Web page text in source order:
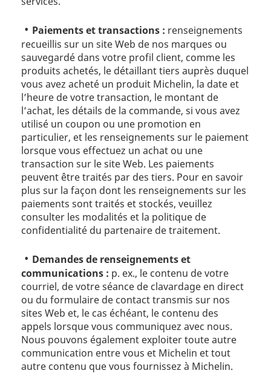
Paiements et transactions : renseignements
recueillis sur un site Web de nos marques ou
sauvegardé dans votre profil client, comme les
produits achetés, le détaillant tiers auprès duquel
vous avez acheté un produit Michelin, la date et
l’heure de votre transaction, le montant de
l’achat, les détails de la commande, si vous avez
utilisé un coupon ou une promotion en
particulier, et les renseignements sur le paiement
lorsque vous effectuez un achat ou une
transaction sur le site Web. Les paiements
peuvent être traités par des tiers. Pour en savoir
plus sur la façon dont les renseignements sur les
paiements sont traités et stockés, veuillez
consulter les modalités et la politique de
confidentialité du partenaire de traitement.
Demandes de renseignements et
communications : p. ex., le contenu de votre
courriel, de votre séance de clavardage en direct
ou du formulaire de contact transmis sur nos
sites Web et, le cas échéant, le contenu des
appels lorsque vous communiquez avec nous.
Nous pouvons également exploiter toute autre
communication entre vous et Michelin et tout
autre contenu que vous fournissez à Michelin.